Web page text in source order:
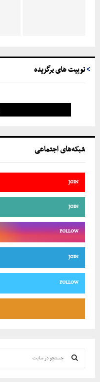
توییت های برگزیده
شبکه‌های اجتماعی
JOIN
JOIN
FOLLOW
JOIN
FOLLOW